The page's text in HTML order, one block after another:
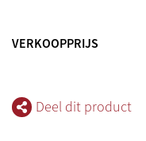
VERKOOPPRIJS
Deel dit product